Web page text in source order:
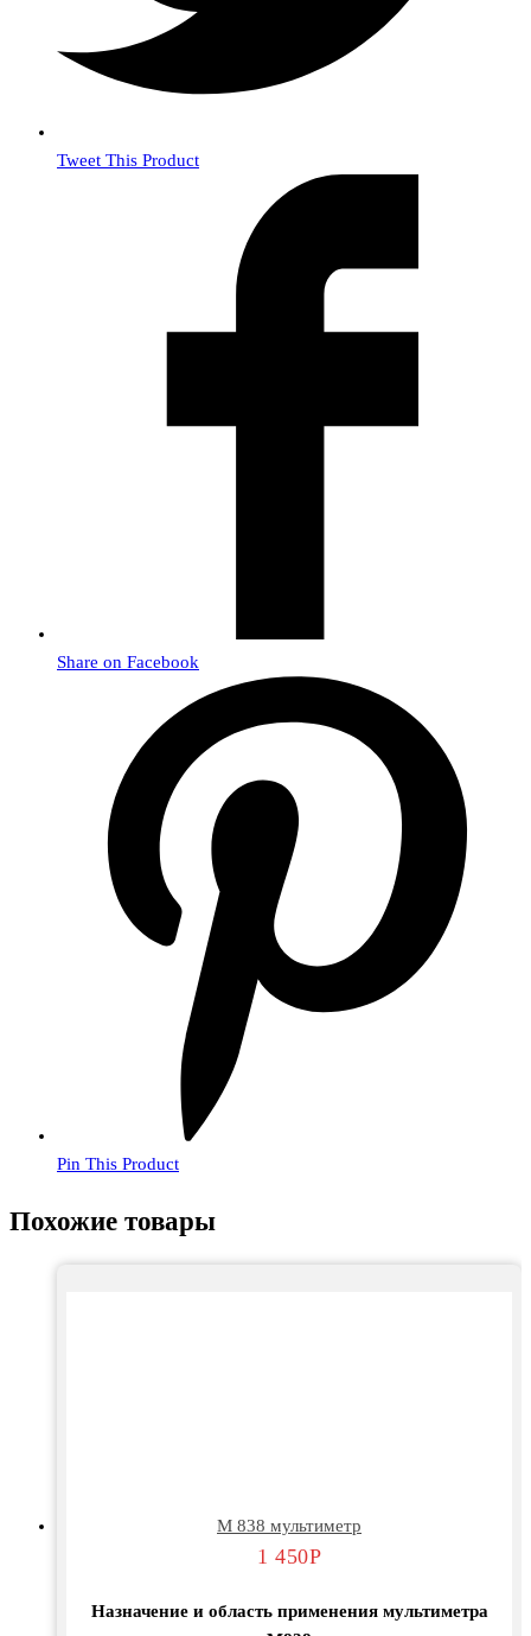
Tweet This Product
Share on Facebook
Pin This Product
Похожие товары
М 838 мультиметр
1 450Р
Назначение и область применения мультиметра